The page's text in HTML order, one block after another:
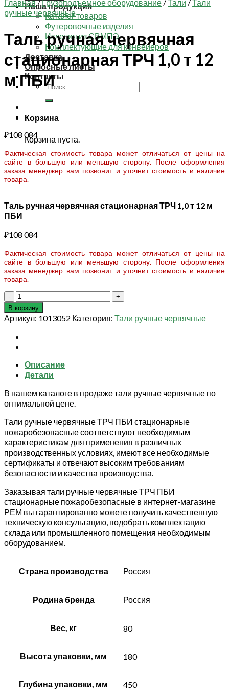
Наша продукция
Каталог товаров
Футеровочные изделия
Изделия из СВМПЭ
Комплектующие для конвейеров
Доставка
Опросные листы
Контакты
Искать:
Корзина
Корзина пуста.
Главная/Грузоподъемное оборудование /Тали /Тали
ручные червячные
Таль ручная червячная
стационарная ТРЧ 1,0 т 12
м ПБИ
₽108 084
Фактическая стоимость товара может отличаться от цены на
сайте в большую или меньшую сторону. После оформления
заказа менеджер вам позвонит и уточнит стоимость и наличие
товара.
Таль ручная червячная стационарная ТРЧ 1,0 т 12 м
ПБИ
₽108 084
Фактическая стоимость товара может отличаться от цены на
сайте в большую или меньшую сторону. После оформления
заказа менеджер вам позвонит и уточнит стоимость и наличие
товара.
Количество
товара
Таль
ручная
червячная
стационарная
1,0
т
м
ПБИ
В корзину
Артикул: 1013052 Категория: Тали ручные червячные
Описание
Детали
В нашем каталоге в продаже тали ручные червячные по
оптимальной цене.
Тали ручные червячные ТРЧ ПБИ стационарные
пожаробезопасные соответствуют необходимым
характеристикам для применения в различных
производственных условиях, имеют все необходимые
сертификаты и отвечают высоким требованиям
безопасности и качества производства.
Заказывая тали ручные червячные ТРЧ ПБИ
стационарные пожаробезопасные в интернет-магазине
РЕМ вы гарантированно можете получить качественную
техническую консультацию, подобрать комплектацию
склада или промышленного помещения необходимым
оборудованием.
Страна производства Россия
Родина бренда Россия
Вес, кг 80
Высота упаковки, мм 180
Глубина упаковки, мм 450